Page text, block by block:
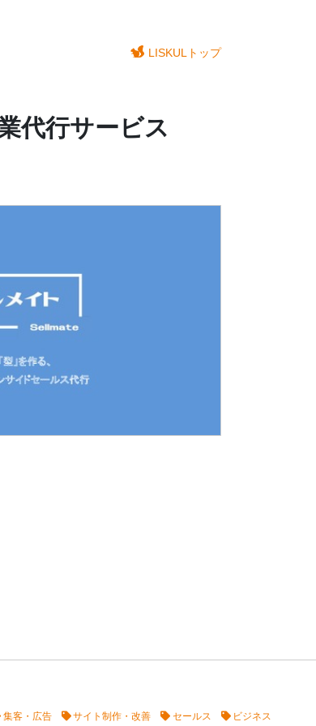
LISKULトップ
代行サービス
集客・広告 サイト制作・改善 セールス ビジネス